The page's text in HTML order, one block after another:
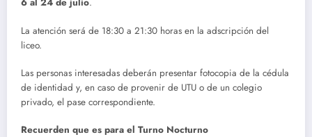
6 al 24 de julio.
La atención será de 18:30 a 21:30 horas en la adscripción del
liceo.
Las personas interesadas deberán presentar fotocopia de la cédula
de identidad y, en caso de provenir de UTU o de un colegio
privado, el pase correspondiente.
Recuerden que es para el Turno Nocturno